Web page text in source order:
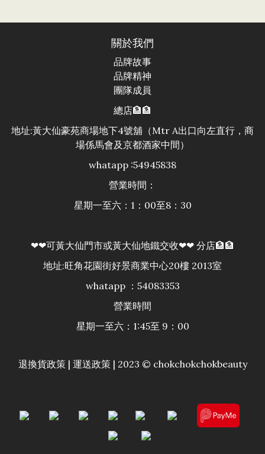
關於我們
品牌故事
品牌精神
團隊成員
總店🏦🏦
地址:黃大仙豪苑商場地下4號舖（Mtr A出口向左直行，商
場係馬會及京都酒家中間）
whatapp :54945838
營業時間：
星期一至六：1：00至8：30
❤❤可黃大仙門市或黃大仙地鐵交收❤❤ 分店🏦🏦
地址:旺角花園街好景商業中心20樓 2013室
whatapp ：54083353
營業時間
星期一至六：1:45至 9：00
退換貨政策| 運送政策| 2023 © chokchokchokbeauty